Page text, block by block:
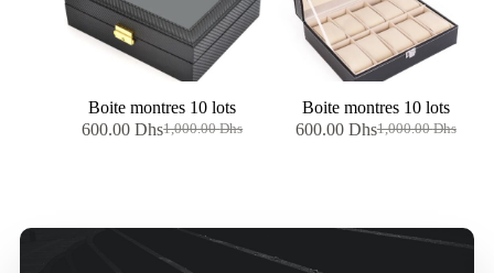
Boite montres 10 lots
1,000.00Dhs
600.00Dhs
Boite montres 10 lots
1,000.00Dhs
600.00 Dhs